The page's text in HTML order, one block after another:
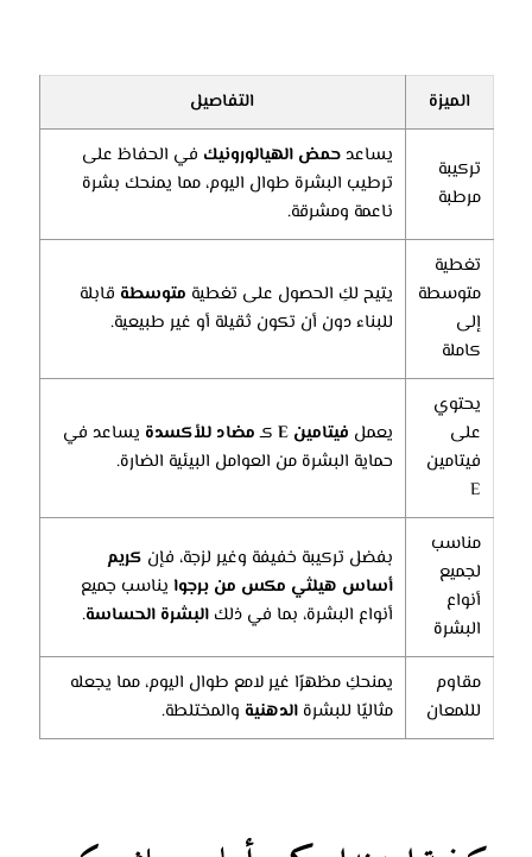
الميزة التفاصيل
تركيبة
مرطبة
يساعدحمض الهيالورونيك في الحفاظ على
ترطيب البشرة طوال اليوم، مما يمنحك بشرة
ناعمة ومشرقة.
تغطية
متوسطة
إلى
كاملة
يتيح لكِ الحصول على تغطية متوسطة قابلة
للبناء دون أن تكون ثقيلة أو غير طبيعية.
يحتوي
على
فيتامين
E
يعمل فيتامين E كـمضاد للأكسدة يساعد في
حماية البشرة من العوامل البيئية الضارة.
مناسب
لجميع
أنواع
البشرة
بفضل تركيبة خفيفة وغير لزجة، فإن كريم
أساس هيلثي مكس من برجوا يناسب جميع
أنواع البشرة، بما في ذلكالبشرة الحساسة.
مقاوم
لللمعان
يمنحكِ مظهرًا غير لامع طوال اليوم، مما يجعله
مثاليًا للبشرةالدهنية والمختلطة.